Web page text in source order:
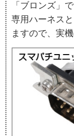
「ブロンズ」で
専用ハーネス
ますので、実